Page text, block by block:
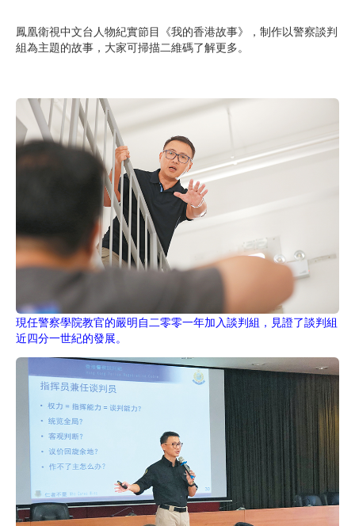
鳳凰衛視中文台人物紀實節目《我的香港故事》，制作以警察談判
組為主題的故事，大家可掃描二維碼了解更多。
現任警察學院教官的嚴明自二零零一年加入談判組，見證了談判組
近四分一世紀的發展。